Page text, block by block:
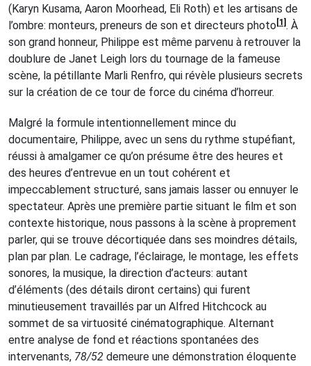
(Karyn Kusama, Aaron Moorhead, Eli Roth) et les artisans de
l’ombre: monteurs, preneurs de son et directeurs photo [1]. À
son grand honneur, Philippe est même parvenu à retrouver la
doublure de Janet Leigh lors du tournage de la fameuse
scène, la pétillante Marli Renfro, qui révèle plusieurs secrets
sur la création de ce tour de force du cinéma d’horreur.
Malgré la formule intentionnellement mince du
documentaire, Philippe, avec un sens du rythme stupéfiant,
réussi à amalgamer ce qu’on présume être des heures et
des heures d’entrevue en un tout cohérent et
impeccablement structuré, sans jamais lasser ou ennuyer le
spectateur. Après une première partie situant le film et son
contexte historique, nous passons à la scène à proprement
parler, qui se trouve décortiquée dans ses moindres détails,
plan par plan. Le cadrage, l’éclairage, le montage, les effets
sonores, la musique, la direction d’acteurs: autant
d’éléments (des détails diront certains) qui furent
minutieusement travaillés par un Alfred Hitchcock au
sommet de sa virtuosité cinématographique. Alternant
entre analyse de fond et réactions spontanées des
intervenants, 78/52 demeure une démonstration éloquente